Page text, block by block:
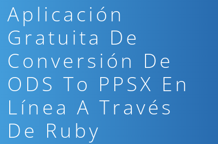
Aplicación
Gratuita De
Conversión De
ODS To PPSX En
Línea A Través
De Ruby